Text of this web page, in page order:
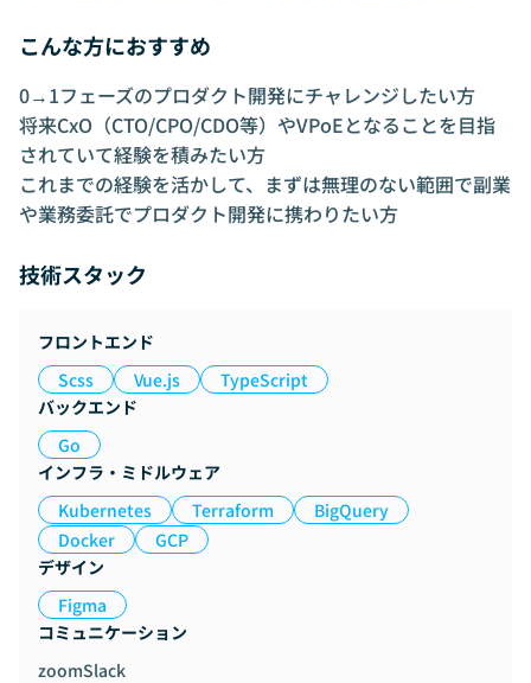
こんな方におすすめ
0→1フェーズのプロダクト開発にチャレンジしたい方
将来CxO（CTO/CPO/CDO等）やVPoEとなることを目指
されていて経験を積みたい方
これまでの経験を活かして、まずは無理のない範囲で副業
や業務委託でプロダクト開発に携わりたい方
技術スタック
フロントエンド
Scss
Vue.js
TypeScript
バックエンド
Go
インフラ・ミドルウェア
Kubernetes
Terraform
BigQuery
Docker
GCP
デザイン
Figma
コミュニケーション
zoomSlack